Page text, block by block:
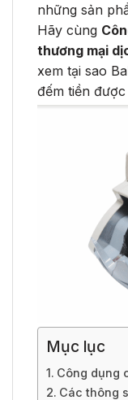
những sản
Hãy cùng
thương mại
xem tại sao
đếm tiền
Mục lục
Công dụng
Các thông